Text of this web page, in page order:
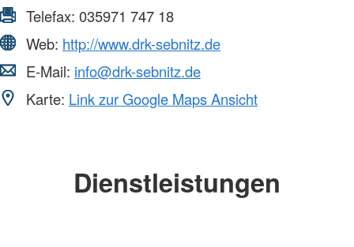
Telefax: 035971 747 18
Web: http://www.drk-sebnitz.de
E-Mail: info@drk-sebnitz.de
Karte: Link zur Google Maps Ansicht
Dienstleistungen